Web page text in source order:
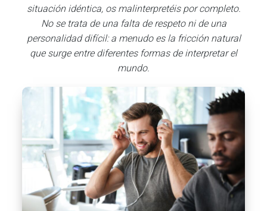
situación idéntica, os malinterpretéis por completo.
No se trata de una falta de respeto ni de una
personalidad difícil: a menudo es la fricción natural
que surge entre diferentes formas de interpretar el
mundo.